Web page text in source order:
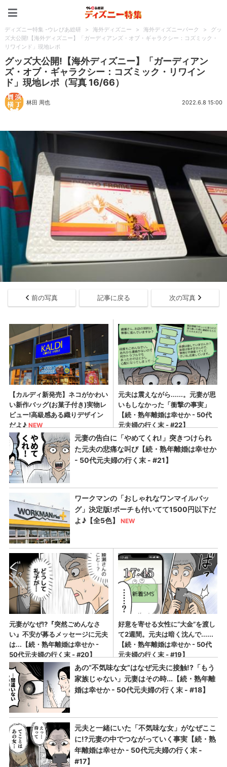
ディズニー特集 -ウレぴあ総研 > 海外ディズニー > 海外ディズニーパーク >
グッ
ズ大公開!【海外ディズニー】「ガーディアンズ・オブ・ギャラクシー：コズミック・
リワインド」現地レポ
グッズ大公開!【海外ディズニー】「ガーディアン
ズ・オブ・ギャラクシー：コズミック・リワイン
ド」現地レポ（写真 16/66）
林田 周也 2022.6.8 15:00
前の写真 記事に戻る 次の写真